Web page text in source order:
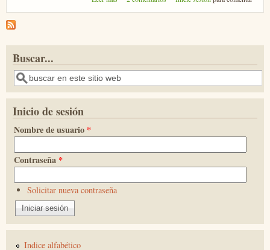
Buscar...
Buscar
Inicio de sesión
Nombre de usuario *
Contraseña *
Solicitar nueva contraseña
Indice alfabético